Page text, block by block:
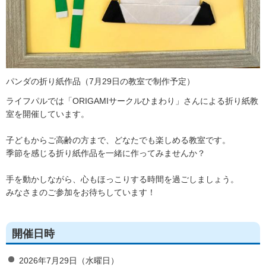
パンダの折り紙作品（7月29日の教室で制作予定）
ライフパルでは「ORIGAMIサークルひまわり」さんによる折り紙教
室を開催しています。
子どもからご高齢の方まで、どなたでも楽しめる教室です。
季節を感じる折り紙作品を一緒に作ってみませんか？
手を動かしながら、心もほっこりする時間を過ごしましょう。
みなさまのご参加をお待ちしています！
開催日時
2026年7月29日（水曜日）